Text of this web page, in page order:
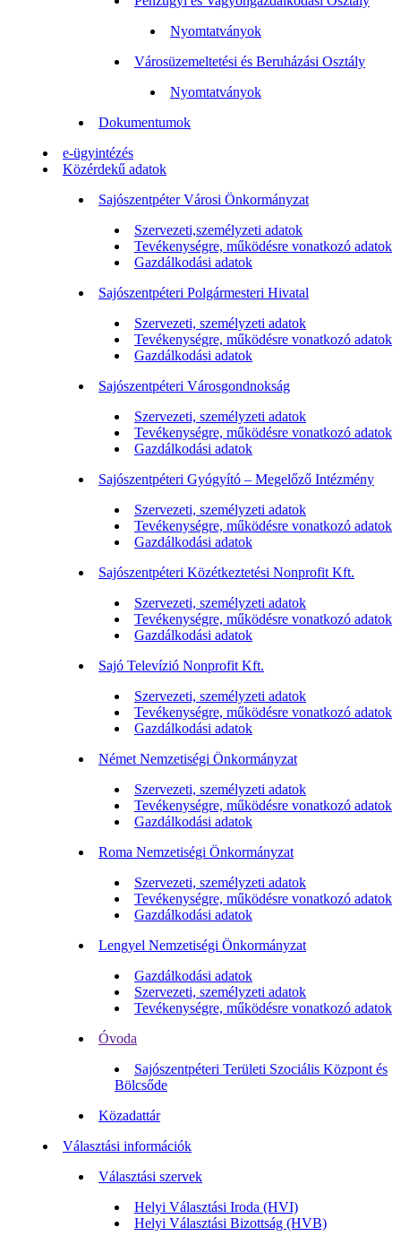
Nyomtatványok
Városüzemeltetési és Beruházási Osztály
Nyomtatványok
Dokumentumok
e-ügyintézés
Közérdekű adatok
Sajószentpéter Városi Önkormányzat
Szervezeti,személyzeti adatok
Tevékenységre, működésre vonatkozó adatok
Gazdálkodási adatok
Sajószentpéteri Polgármesteri Hivatal
Szervezeti, személyzeti adatok
Tevékenységre, működésre vonatkozó adatok
Gazdálkodási adatok
Sajószentpéteri Városgondnokság
Szervezeti, személyzeti adatok
Tevékenységre, működésre vonatkozó adatok
Gazdálkodási adatok
Sajószentpéteri Gyógyító – Megelőző Intézmény
Szervezeti, személyzeti adatok
Tevékenységre, működésre vonatkozó adatok
Gazdálkodási adatok
Sajószentpéteri Közétkeztetési Nonprofit Kft.
Szervezeti, személyzeti adatok
Tevékenységre, működésre vonatkozó adatok
Gazdálkodási adatok
Sajó Televízió Nonprofit Kft.
Szervezeti, személyzeti adatok
Tevékenységre, működésre vonatkozó adatok
Gazdálkodási adatok
Német Nemzetiségi Önkormányzat
Szervezeti, személyzeti adatok
Tevékenységre, működésre vonatkozó adatok
Gazdálkodási adatok
Roma Nemzetiségi Önkormányzat
Szervezeti, személyzeti adatok
Tevékenységre, működésre vonatkozó adatok
Gazdálkodási adatok
Lengyel Nemzetiségi Önkormányzat
Gazdálkodási adatok
Szervezeti, személyzeti adatok
Tevékenységre, működésre vonatkozó adatok
Óvoda
Sajószentpéteri Területi Szociális Központ és
Bölcsőde
Közadattár
Választási információk
Választási szervek
Helyi Választási Iroda (HVI)
Helyi Választási Bizottság (HVB)